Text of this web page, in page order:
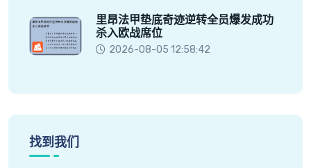
里昂法甲垫底奇迹逆转全员爆发成功
杀入欧战席位
2026-08-05 12:58:42
找到我们